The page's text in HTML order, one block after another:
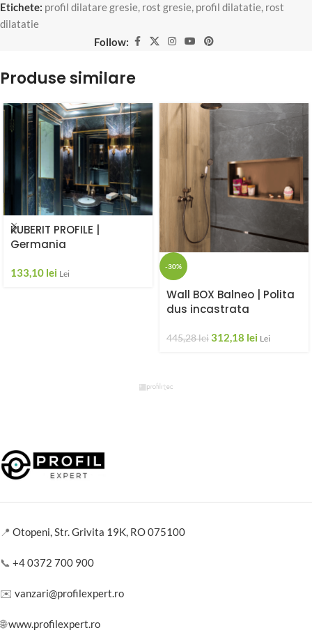
Etichete: profil dilatare gresie, rost gresie, profil dilatatie, rost
dilatatie
Follow:
Produse similare
KUBERIT PROFILE |
Germania
133,10 lei Lei
-30%
Wall BOX Balneo | Polita
dus incastrata
445,28lei312,18 lei Lei
📍 Otopeni, Str. Grivita 19K, RO 075100
📞 +4 0372 700 900
✉️ vanzari@profilexpert.ro
🌐www.profilexpert.ro